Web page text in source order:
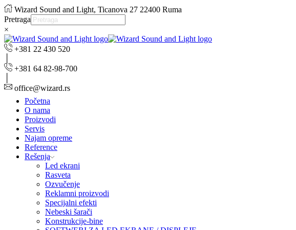
Wizard Sound and Light, Ticanova 27 22400 Ruma
Pretraga
×
+381 22 430 520
+381 64 82-98-700
office@wizard.rs
Početna
O nama
Proizvodi
Servis
Najam opreme
Reference
Rešenja
Led ekrani
Rasveta
Ozvučenje
Reklamni proizvodi
Specijalni efekti
Nebeski šarači
Konstrukcije-bine